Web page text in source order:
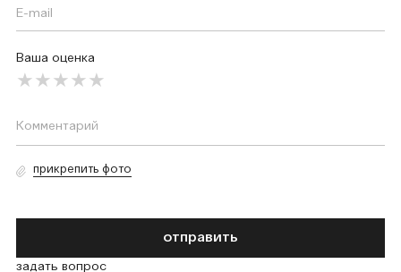
Ваша оценка
прикрепить фото
отправить
задать вопрос